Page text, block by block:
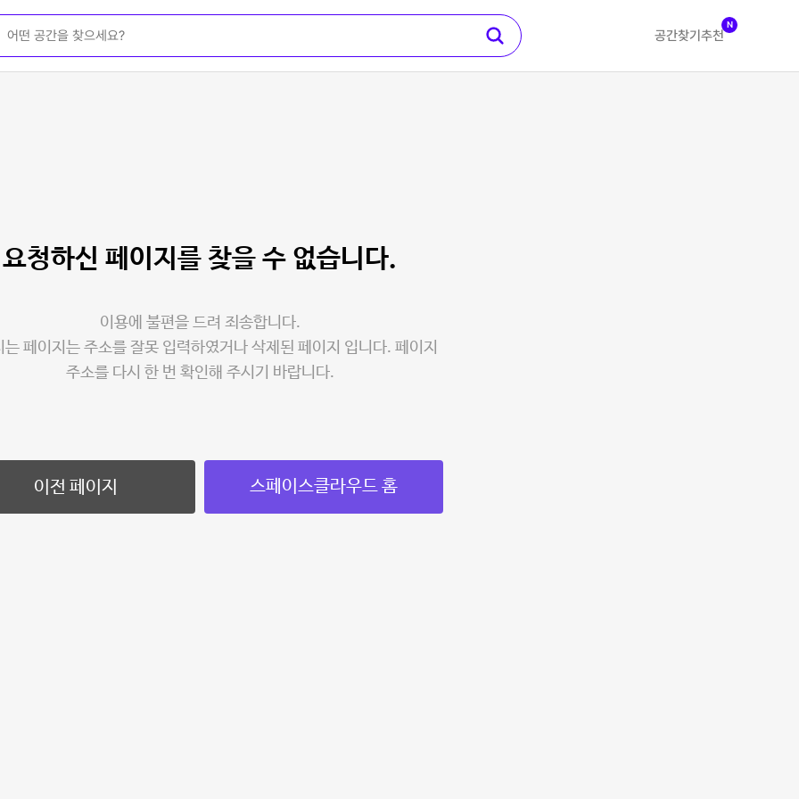
공간찾기 추천
N
요청하신 페이지를 찾을 수 없습니다.
이용에 불편을 드려 죄송합니다.
는 페이지는 주소를 잘못 입력하였거나 삭제된 페이지 입니다. 페이지
주소를 다시 한 번 확인해 주시기 바랍니다.
이전 페이지 스페이스클라우드 홈